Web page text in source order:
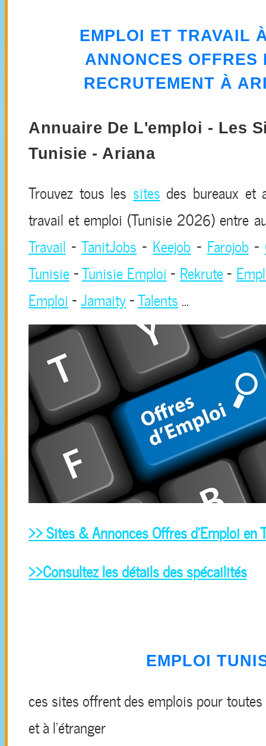
EMPLOI ET TRAVAIL
ANNONCES
RECRUTEMENT À
Annuaire De L'emploi - Les
Tunisie - Ariana
Trouvez tous les sites des bureaux et
travail et emploi (Tunisie 2026) entre
Travail -TanitJobs - Keejob - Farojob-
Tunisie -Tunisie Emploi - Rekrute-
Emploi -Jamaity-Talents ...
>> Sites & Annonces Offres d'Emploi en
>>Consultez les détails des spécailités
EMPLOI
ces sites offrent des emplois pour
et à l'étranger